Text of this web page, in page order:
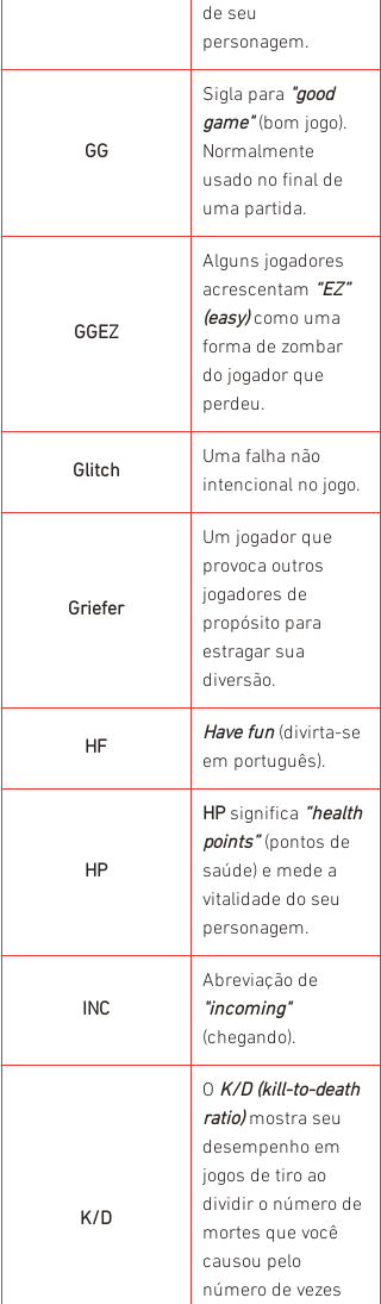
de seu
personagem.
GG
Sigla para "good
game" (bom jogo).
Normalmente
usado no final de
uma partida.
GGEZ
Alguns jogadores
acrescentam “EZ”
(easy) como uma
forma de zombar
do jogador que
perdeu.
Glitch
Uma falha não
intencional no jogo.
Griefer
Um jogador que
provoca outros
jogadores de
propósito para
estragar sua
diversão.
HF
Have fun (divirta-se
em português).
HP
HP significa “health
points” (pontos de
saúde) e mede a
vitalidade do seu
personagem.
INC
Abreviação de
"incoming"
(chegando).
K/D
O K/D (kill-to-death
ratio) mostra seu
desempenho em
jogos de tiro ao
dividir o número de
mortes que você
causou pelo
número de vezes